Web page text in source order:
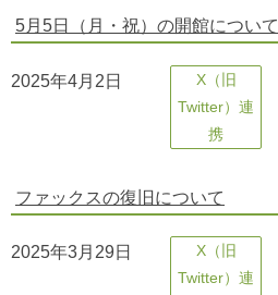
5月5日（月・祝）の開館について
2025年4月2日
X（旧
Twitter）連
携
ファックスの復旧について
2025年3月29日
X（旧
Twitter）連